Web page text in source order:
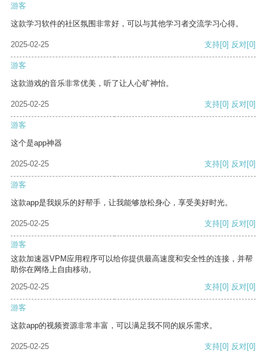
游客
这款学习软件的社区氛围非常好，可以与其他学习者交流学习心得。
2025-02-25 支持[0] 反对[0]
游客
这款游戏的音乐非常优美，听了让人心旷神怡。
2025-02-25 支持[0] 反对[0]
游客
这个是app神器
2025-02-25 支持[0] 反对[0]
游客
这款app是我娱乐的好帮手，让我能够放松身心，享受美好时光。
2025-02-25 支持[0] 反对[0]
游客
这款加速器VPM应用程序可以给你提供最高速度和安全性的连接，并帮
助你在网络上自由移动。
2025-02-25
支持[0] 反对[0]
游客
这款app的视频资源非常丰富，可以满足我不同的娱乐需求。
2025-02-25 支持[0] 反对[0]